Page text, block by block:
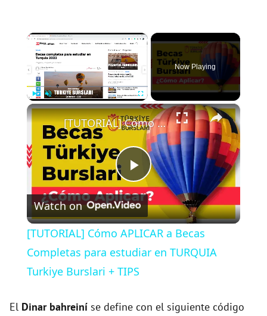
×
Play Unmute Fullscreen
Now Playing
×
P
l
a
[TUTORIAL] Cómo APLICAR a Becas Completas para estudiar en TURQUIA Turkiye Burslari + TIPS
Watch on
[TUTORIAL] Cómo APLICAR a Becas
Completas para estudiar en TURQUIA
Turkiye Burslari + TIPS
El Dinar bahreiní se define con el siguiente código